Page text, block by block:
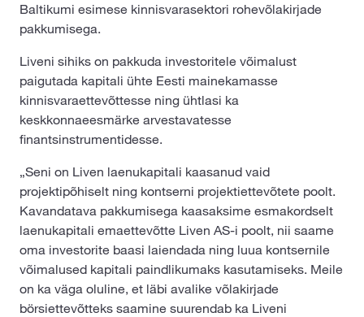
Baltikumi esimese kinnisvarasektori rohevõlakirjade
pakkumisega.
Liveni sihiks on pakkuda investoritele võimalust
paigutada kapitali ühte Eesti mainekamasse
kinnisvaraettevõttesse ning ühtlasi ka
keskkonnaeesmärke arvestavatesse
finantsinstrumentidesse.
„Seni on Liven laenukapitali kaasanud vaid
projektipõhiselt ning kontserni projektiettevõtete poolt.
Kavandatava pakkumisega kaasaksime esmakordselt
laenukapitali emaettevõtte Liven AS-i poolt, nii saame
oma investorite baasi laiendada ning luua kontsernile
võimalused kapitali paindlikumaks kasutamiseks. Meile
on ka väga oluline, et läbi avalike võlakirjade
börsiettevõtteks saamine suurendab ka Liveni